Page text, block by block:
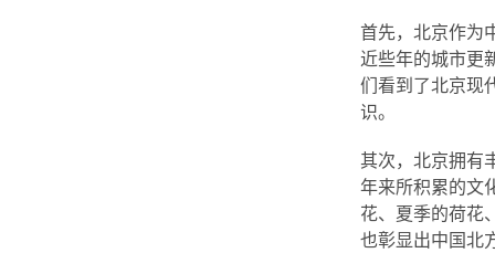
首先，北京作为
近些年的城市更
们看到了北京现
识。
其次，北京拥有
年来所积累的文
花、夏季的荷花
也彰显出中国北